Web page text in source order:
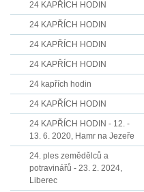
24 KAPŘÍCH HODIN
24 KAPŘÍCH HODIN
24 KAPŘÍCH HODIN
24 KAPŘÍCH HODIN
24 kapřích hodin
24 KAPŘÍCH HODIN
24 KAPŘÍCH HODIN - 12. -
13. 6. 2020, Hamr na Jezeře
24. ples zemědělců a
potravinářů - 23. 2. 2024,
Liberec